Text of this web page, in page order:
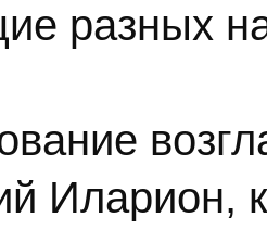
разных
Иларион,